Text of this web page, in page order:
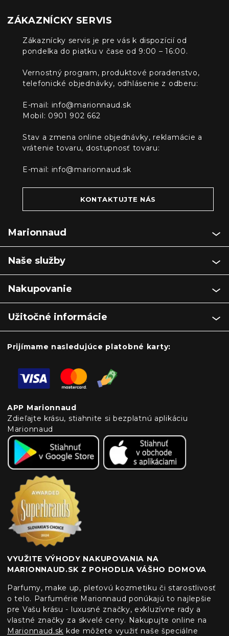
ZÁKAZNÍCKY SERVIS
Zákaznícky servis je pre vás k dispozícií od
pondelka do piatku v čase od 9:00 – 16:00.
Vernostný program, produktové poradenstvo,
telefonické objednávky, odhlásenie z odberu:
E-mail: info@marionnaud.sk
Mobil: 0901 902 662
Stav a zmena online objednávky, reklamácie a
vrátenie tovaru, dostupnosť tovaru:
E-mail: info@marionnaud.sk
KONTAKTUJTE NÁS
Marionnaud
Naše služby
Nakupovanie
Užitočné informácie
Prijímame nasledujúce platobné karty:
APP Marionnaud
Zdieľajte krásu, stiahnite si bezplatnú aplikáciu
Marionnaud
VYUŽITE VÝHODY NAKUPOVANIA NA
MARIONNAUD.SK Z POHODLIA VÁŠHO DOMOVA
Parfumy, make up, pleťovú kozmetiku či starostlivosť
o telo. Parfumérie Marionnaud ponúkajú to najlepšie
pre Vašu krásu - luxusné značky, exkluzívne rady a
vlastné značky za skvelé ceny. Nakupujte online na
Marionnaud.sk kde môžete využiť naše špeciálne